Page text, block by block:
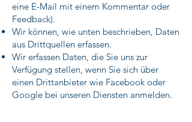
eine E-Mail mit einem Kommentar oder
Feedback).
Wir können, wie unten beschrieben, Daten
aus Drittquellen erfassen.
Wir erfassen Daten, die Sie uns zur
Verfügung stellen, wenn Sie sich über
einen Drittanbieter wie Facebook oder
Google bei unseren Diensten anmelden.